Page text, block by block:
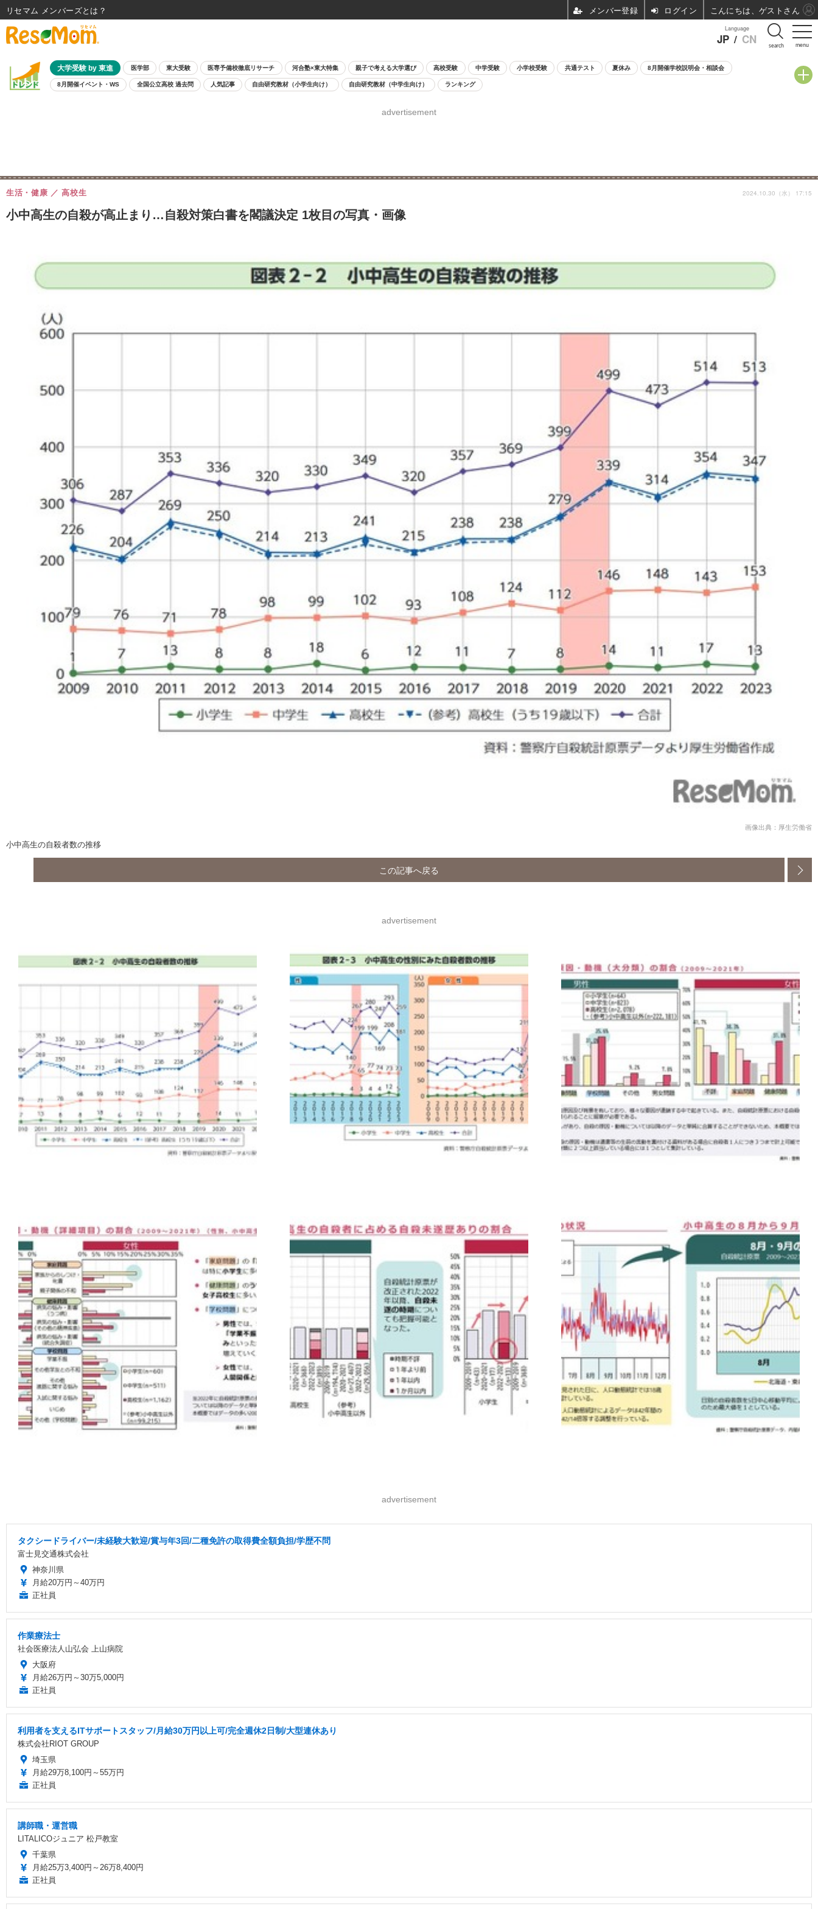
menu
Language
JP / CN search
大学受験 by 東進 医学部 東大受験 医専予備校徹底リサーチ 河合塾×東大特集 親子で考える大学選び 高校受験 中学受験 小学校受験 共通テスト 夏休み 8月開催学校説明会・相談会
8月開催イベント・WS 全国公立高校 過去問 人気記事 自由研究教材（小学生向け） 自由研究教材（中学生向け） ランキング
advertisement
小中高生の自殺が高止まり…自殺対策白書を閣議決定 1枚目の写真・画像
生活・健康 高校生 2024.10.30（水） 17:15
画像出典：厚生労働省
小中高生の自殺者数の推移
この記事へ戻る
advertisement
advertisement
タクシードライバー/未経験大歓迎/賞与年3回/二種免許の取得費全額負担/学歴不問
富士見交通株式会社
神奈川県
月給20万円～40万円
正社員
作業療法士
社会医療法人山弘会 上山病院
大阪府
月給26万円～30万5,000円
正社員
利用者を支えるITサポートスタッフ/月給30万円以上可/完全週休2日制/大型連休あり
株式会社RIOT GROUP
埼玉県
月給29万8,100円～55万円
正社員
講師職・運営職
LITALICOジュニア 松戸教室
千葉県
月給25万3,400円～26万8,400円
正社員
リセマム メンバーズ ログイン こんにちは、ゲストさん